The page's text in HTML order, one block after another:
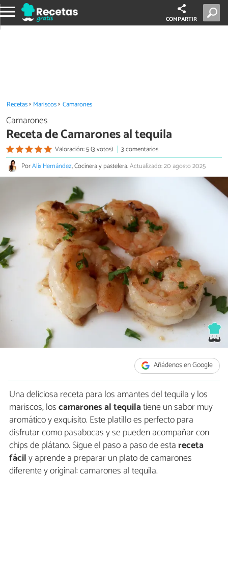
COMPARTIR
Recetas Mariscos Camarones
Camarones
Receta de Camarones al tequila
Valoración: 5 (3 votos)
3 comentarios
PorAlix Hernández, Cocinera y pastelera.Actualizado: 20 agosto 2025
Añádenos en Google
Una deliciosa receta para los amantes del tequila y los
mariscos, loscamarones al tequilatiene un sabor muy
aromático y exquisito. Este platillo es perfecto para
disfrutar como pasabocas y se pueden acompañar con
chips de plátano. Sigue el paso a paso de esta receta
fácily aprende a preparar un plato de camarones
diferente y original: camarones al tequila.